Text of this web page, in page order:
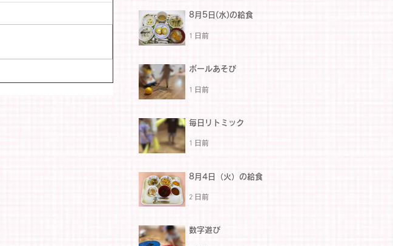
8月5日(水)の給食
1 日前
ボールあそび
1 日前
毎日リトミック
1 日前
8月4日（火）の給食
2 日前
数字遊び